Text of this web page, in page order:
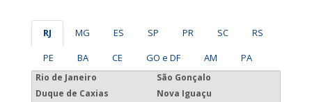
RJ MG ES SP PR SC
RS
PE
BA CE GO e DF AM PA
Rio de Janeiro
São Gonçalo
Duque de Caxias
Nova Iguaçu